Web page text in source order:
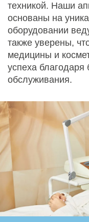
техникой. Наши
основаны на
оборудовании
также уверены,
медицины и
успеха благодаря
обслуживания.